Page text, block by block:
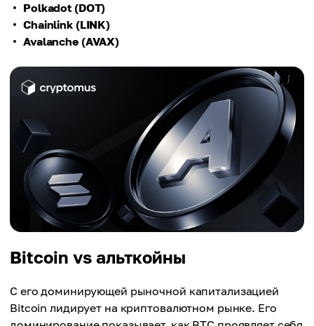
Polkadot (DOT)
Chainlink (LINK)
Avalanche (AVAX)
Bitcoin vs альткойны
С его доминирующей рыночной капитализацией
Bitcoin лидирует на криптовалютном рынке. Его